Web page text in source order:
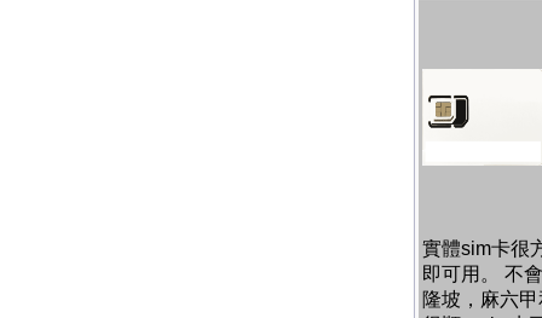
實體sim卡很
即可用。 不
隆坡，麻六